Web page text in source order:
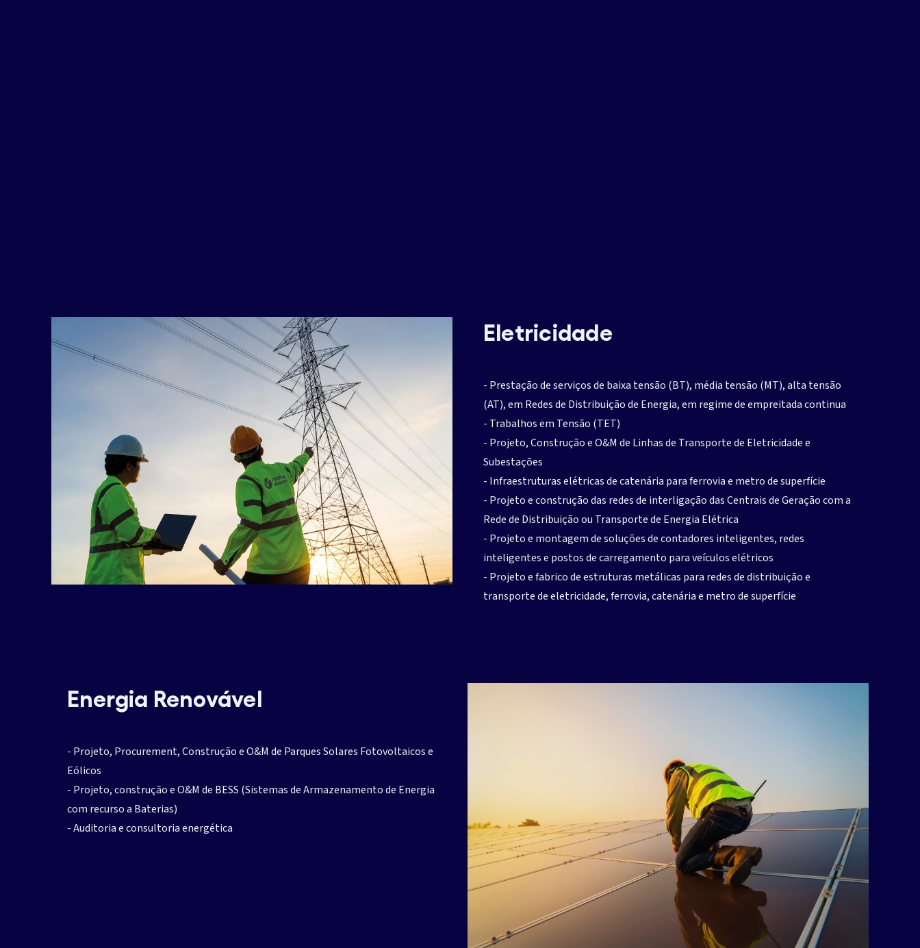
Eletricidade
- Prestação de serviços de baixa tensão (BT), média tensão (MT), alta tensão
(AT), em Redes de Distribuição de Energia, em regime de empreitada continua
- Trabalhos em Tensão (TET)
- Projeto, Construção e O&M de Linhas de Transporte de Eletricidade e
Subestações
- Infraestruturas elétricas de catenária para ferrovia e metro de superfície
- Projeto e construção das redes de interligação das Centrais de Geração com a
Rede de Distribuição ou Transporte de Energia Elétrica
- Projeto e montagem de soluções de contadores inteligentes, redes
inteligentes e postos de carregamento para veículos elétricos
- Projeto e fabrico de estruturas metálicas para redes de distribuição e
transporte de eletricidade, ferrovia, catenária e metro de superfície
Energia Renovável
- Projeto, Procurement, Construção e O&M de Parques Solares Fotovoltaicos e
Eólicos
- Projeto, construção e O&M de BESS (Sistemas de Armazenamento de Energia
com recurso a Baterias)
- Auditoria e consultoria energética